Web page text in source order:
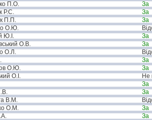
П.О.
За
Р.С.
За
П.П.
За
О.Ю.
Ю.І.
За
О.В.
За
О.Л.
За
О.Ю.
За
О.І.
Не
За
За
В.М.
О.М.
За
За